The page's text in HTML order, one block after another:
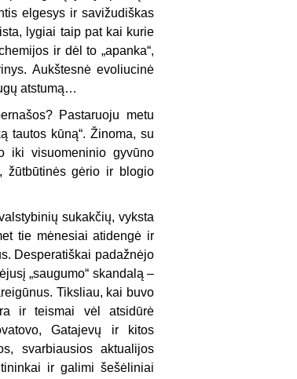
elgesys ir savižudiškas
lygiai taip pat kai kurie
ir dėl to „apanka“,
Aukštesnė evoliucinė
atstumą…
Pastaruoju metu
tautos kūną“. Žinoma, su
iki visuomeninio gyvūno
žūtbūtinės gėrio ir blogio
sukakčių, vyksta
tie mėnesiai atidengė ir
Desperatiškai padažnėjo
„saugumo“ skandalą –
Tiksliau, kai buvo
ir teismai vėl atsidūrė
Gatajevų ir kitos
svarbiausios aktualijos
ir galimi šešėliniai